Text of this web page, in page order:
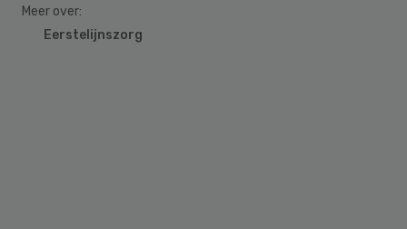
Meer over:
Eerstelijnszorg